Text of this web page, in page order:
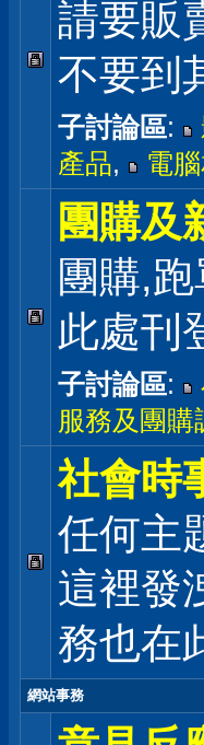
請要販
不要到
子討論區:
產品, 電
團購及
團購,
此處刊
子討論區:
服務及團購
社會時
任何主
這裡發
務也在
網站事務